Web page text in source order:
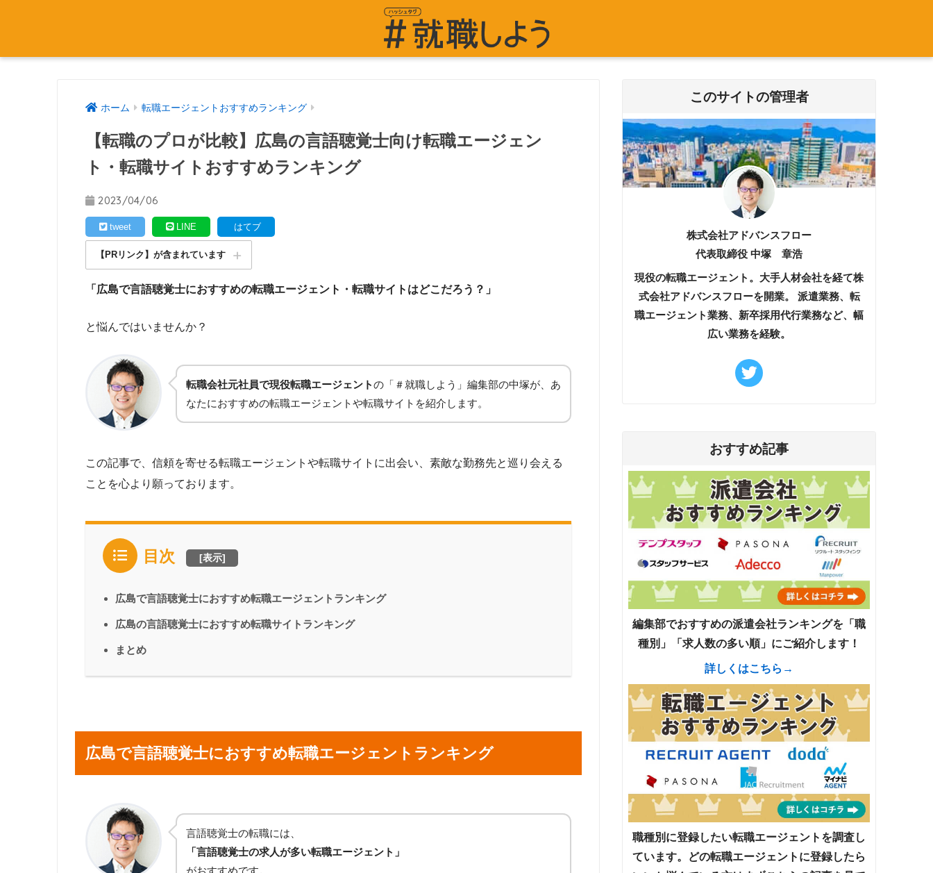
ホーム 転職エージェントおすすめランキング
【転職のプロが比較】広島の言語聴覚士向け転職エージェン
ト・転職サイトおすすめランキング
2023/04/06
tweet LINE はてブ
【PRリンク】が含まれています
「広島で言語聴覚士におすすめの転職エージェント・転職サイトはどこだろう？」
と悩んではいませんか？
転職会社元社員で現役転職エージェントの「＃就職しよう」編集部の中塚が、あ
なたにおすすめの転職エージェントや転職サイトを紹介します。
この記事で、信頼を寄せる転職エージェントや転職サイトに出会い、素敵な勤務先と巡り会える
ことを心より願っております。
目次 [表示]
広島で言語聴覚士におすすめ転職エージェントランキング
広島の言語聴覚士におすすめ転職サイトランキング
まとめ
広島で言語聴覚士におすすめ転職エージェントランキング
言語聴覚士の転職には、
「言語聴覚士の求人が多い転職エージェント」
このサイトの管理者
株式会社アドバンスフロー
代表取締役 中塚 章浩
現役の転職エージェント。大手人材会社を経て株
式会社アドバンスフローを開業。 派遣業務、転
職エージェント業務、新卒採用代行業務など、幅
広い業務を経験。
おすすめ記事
編集部でおすすめの派遣会社ランキングを「職
種別」「求人数の多い順」にご紹介します！
詳しくはこちら→
職種別に登録したい転職エージェントを調査し
ています。どの転職エージェントに登録したら